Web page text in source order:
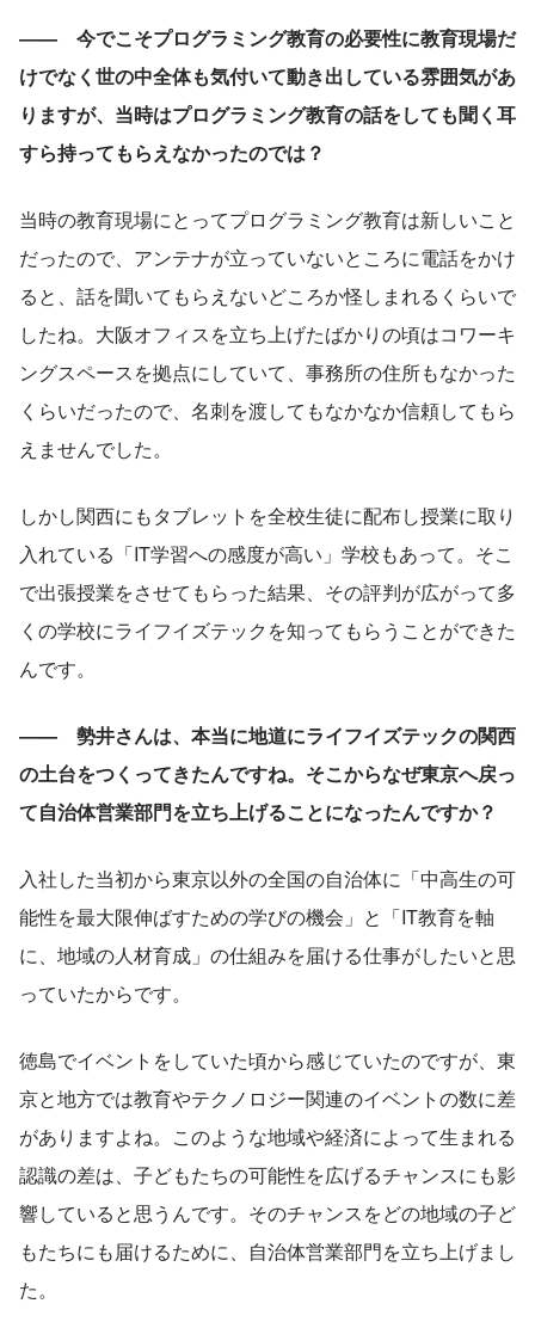
―—　今でこそプログラミング教育の必要性に教育現場だ
けでなく世の中全体も気付いて動き出している雰囲気があ
りますが、当時はプログラミング教育の話をしても聞く耳
すら持ってもらえなかったのでは？
当時の教育現場にとってプログラミング教育は新しいこと
だったので、アンテナが立っていないところに電話をかけ
ると、話を聞いてもらえないどころか怪しまれるくらいで
したね。大阪オフィスを立ち上げたばかりの頃はコワーキ
ングスペースを拠点にしていて、事務所の住所もなかった
くらいだったので、名刺を渡してもなかなか信頼してもら
えませんでした。
しかし関西にもタブレットを全校生徒に配布し授業に取り
入れている「IT学習への感度が高い」学校もあって。そこ
で出張授業をさせてもらった結果、その評判が広がって多
くの学校にライフイズテックを知ってもらうことができた
んです。
―—　勢井さんは、本当に地道にライフイズテックの関西
の土台をつくってきたんですね。そこからなぜ東京へ戻っ
て自治体営業部門を立ち上げることになったんですか？
入社した当初から東京以外の全国の自治体に「中高生の可
能性を最大限伸ばすための学びの機会」と「IT教育を軸
に、地域の人材育成」の仕組みを届ける仕事がしたいと思
っていたからです。
徳島でイベントをしていた頃から感じていたのですが、東
京と地方では教育やテクノロジー関連のイベントの数に差
がありますよね。このような地域や経済によって生まれる
認識の差は、子どもたちの可能性を広げるチャンスにも影
響していると思うんです。そのチャンスをどの地域の子ど
もたちにも届けるために、自治体営業部門を立ち上げまし
た。